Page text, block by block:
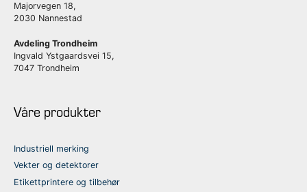
Majorvegen 18,
2030 Nannestad
Avdeling Trondheim
Ingvald Ystgaardsvei 15,
7047 Trondheim
Våre produkter
Industriell merking
Vekter og detektorer
Etikettprintere og tilbehør